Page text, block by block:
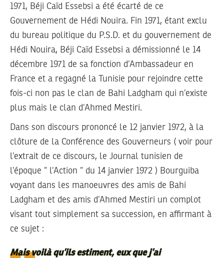
1971, Béji Caïd Essebsi a été écarté de ce
Gouvernement de Hédi Nouira. Fin 1971, étant exclu
du bureau politique du P.S.D. et du gouvernement de
Hédi Nouira, Béji Caïd Essebsi a démissionné le 14
décembre 1971 de sa fonction d’Ambassadeur en
France et a regagné la Tunisie pour rejoindre cette
fois-ci non pas le clan de Bahi Ladgham qui n’existe
plus mais le clan d’Ahmed Mestiri.
Dans son discours prononcé le 12 janvier 1972, à la
clôture de la Conférence des Gouverneurs ( voir pour
l’extrait de ce discours, le Journal tunisien de
l’époque ” l’Action ” du 14 janvier 1972 ) Bourguiba
voyant dans les manoeuvres des amis de Bahi
Ladgham et des amis d’Ahmed Mestiri un complot
visant tout simplement sa succession, en affirmant à
ce sujet :
Mais voilà qu’ils estiment, eux que j’ai